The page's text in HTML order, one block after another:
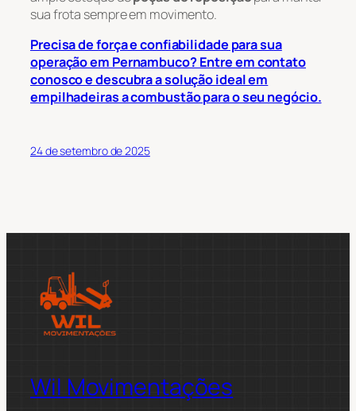
sua frota sempre em movimento.
Precisa de força e confiabilidade para sua
operação em Pernambuco? Entre em contato
conosco e descubra a solução ideal em
empilhadeiras a combustão para o seu negócio.
24 de setembro de 2025
Wil Movimentações